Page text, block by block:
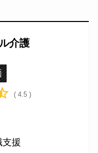
介護
( 4.5 )
支援